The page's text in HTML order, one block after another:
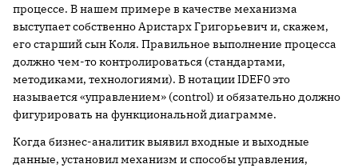
процессе. В нашем примере в качестве механизма
выступает собственно Аристарх Григорьевич и, скажем,
его старший сын Коля. Правильное выполнение процесса
должно чем-то контролироваться (стандартами,
методиками, технологиями). В нотации IDEF0 это
называется «управлением» (control) и обязательно должно
фигурировать на функциональной диаграмме.
Когда бизнес-аналитик выявил входные и выходные
данные, установил механизм и способы управления,